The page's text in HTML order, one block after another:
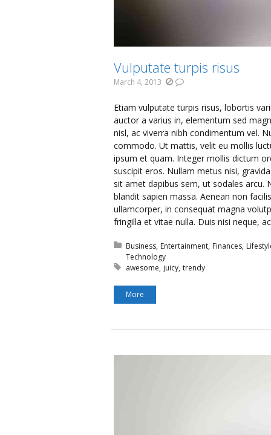
Vulputate turpis risus
March 4, 2013
Etiam vulputate turpis risus, lobortis
auctor a varius in, elementum sed
nisl, ac viverra nibh condimentum vel.
commodo. Ut mattis, velit eu mollis
ipsum et quam. Integer mollis dictum
suscipit eros. Nullam metus nisi,
sit amet dapibus sem, ut sodales arcu.
blandit sapien massa. Aenean non
ullamcorper, in consequat magna
fringilla et vitae nulla. Duis nisi neque,
Posted in:
Business Entertainment Finances
Technology
Tagged with:
awesome juicy trendy
More